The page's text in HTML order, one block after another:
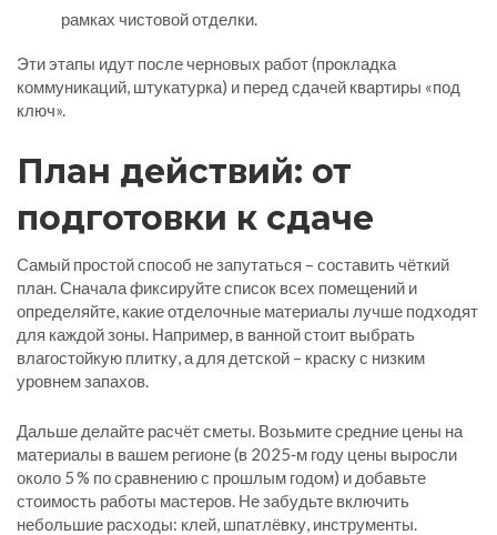
рамках чистовой отделки.
Эти этапы идут после черновых работ (прокладка
коммуникаций, штукатурка) и перед сдачей квартиры «под
ключ».
План действий: от
подготовки к сдаче
Самый простой способ не запутаться – составить чёткий
план. Сначала фиксируйте список всех помещений и
определяйте, какие отделочные материалы лучше подходят
для каждой зоны. Например, в ванной стоит выбрать
влагостойкую плитку, а для детской – краску с низким
уровнем запахов.
Дальше делайте расчёт сметы. Возьмите средние цены на
материалы в вашем регионе (в 2025‑м году цены выросли
около 5 % по сравнению с прошлым годом) и добавьте
стоимость работы мастеров. Не забудьте включить
небольшие расходы: клей, шпатлёвку, инструменты.